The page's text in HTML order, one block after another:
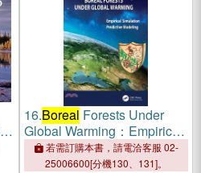
16.Boreal Forests Under
Global Warming：Empirical
Simulation Predictive
Modeling
若需訂購本書，請電洽客服 02-
25006600[分機130、131]。